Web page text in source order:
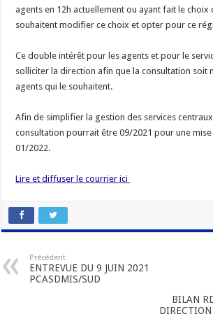
agents en 12h actuellement ou ayant fait le choix
souhaitent modifier ce choix et opter pour ce
Ce double intérêt pour les agents et pour le
solliciter la direction afin que la consultation soit
agents qui le souhaitent.
Afin de simplifier la gestion des services
consultation pourrait être 09/2021 pour une mise
01/2022.
Lire et diffuser le courrier ici
Précédent
ENTREVUE DU 9 JUIN 2021
PCASDMIS/SUD
BILAN